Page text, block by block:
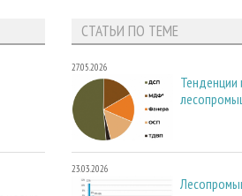
СТАТЬИ ПО ТЕМЕ
27.05.2026
Тенденции
23.03.2026